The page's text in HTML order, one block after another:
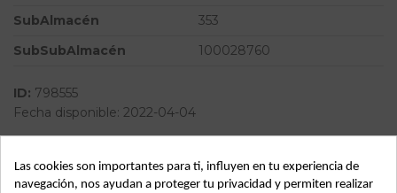
SubAlmacén
353
SubSubAlmacén
100028760
ID: 798555
Fecha disponible: 2022-04-04
Descripción
Las cookies son importantes para ti, influyen en tu experiencia de
navegación, nos ayudan a proteger tu privacidad y permiten realizar